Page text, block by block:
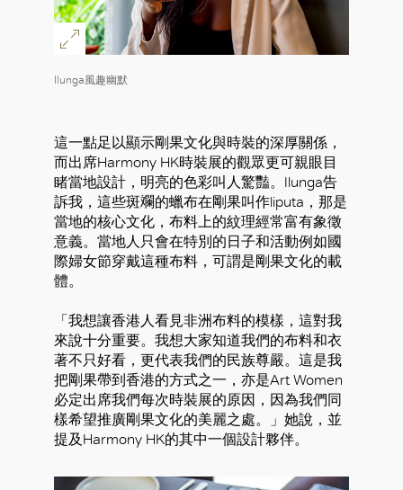
Ilunga風趣幽默
這一點足以顯示剛果文化與時裝的深厚關係，
而出席Harmony HK時裝展的觀眾更可親眼目
睹當地設計，明亮的色彩叫人驚豔。Ilunga告
訴我，這些斑斕的蠟布在剛果叫作liputa，那是
當地的核心文化，布料上的紋理經常富有象徵
意義。當地人只會在特別的日子和活動例如國
際婦女節穿戴這種布料，可謂是剛果文化的載
體。
「我想讓香港人看見非洲布料的模樣，這對我
來說十分重要。我想大家知道我們的布料和衣
著不只好看，更代表我們的民族尊嚴。這是我
把剛果帶到香港的方式之一，亦是Art Women
必定出席我們每次時裝展的原因，因為我們同
樣希望推廣剛果文化的美麗之處。」她說，並
提及Harmony HK的其中一個設計夥伴。
好